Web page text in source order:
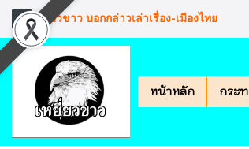
เหยียวขาว บอกกล่าวเล่าเรื่อง-เมืองไทย
หน้าหลัก กระท